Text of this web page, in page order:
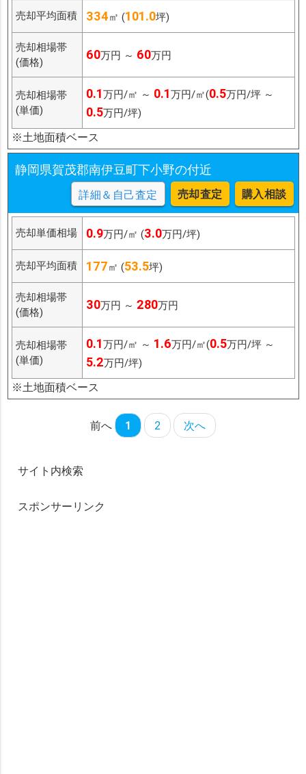
売却平均面積 334㎡ (101.0坪)
売却相場帯
(価格)
60万円 ～ 60万円
売却相場帯
(単価)
0.1万円/㎡ ～ 0.1万円/㎡(0.5万円/坪 ～
0.5万円/坪)
※土地面積ベース
静岡県賀茂郡南伊豆町下小野の付近
詳細＆自己査定 売却査定 購入相談
売却単価相場 0.9万円/㎡ (3.0万円/坪)
売却平均面積 177㎡ (53.5坪)
売却相場帯
(価格)
30万円 ～ 280万円
売却相場帯
(単価)
0.1万円/㎡ ～ 1.6万円/㎡(0.5万円/坪 ～
5.2万円/坪)
※土地面積ベース
前へ 1 2 次へ
サイト内検索
スポンサーリンク